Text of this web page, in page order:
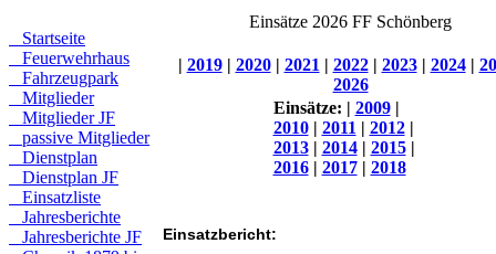
Startseite
Feuerwehrhaus
Fahrzeugpark
Mitglieder
Mitglieder JF
passive Mitglieder
Dienstplan
Dienstplan JF
Einsatzliste
Jahresberichte
Jahresberichte JF
Einsätze 2026 FF Schönberg
| 2019| 2020| 2021 | 2022| 2023| 2024|
2026
Einsätze: | 2009|
2010| 2011 | 2012|
2013| 2014| 2015|
2016| 2017| 2018
Einsatzbericht: